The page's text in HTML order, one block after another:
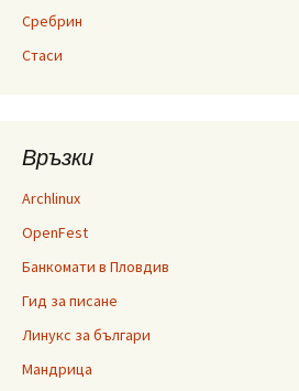
Сребрин
Стаси
Връзки
Archlinux
OpenFest
Банкомати в Пловдив
Гид за писане
Линукс за българи
Мандрица